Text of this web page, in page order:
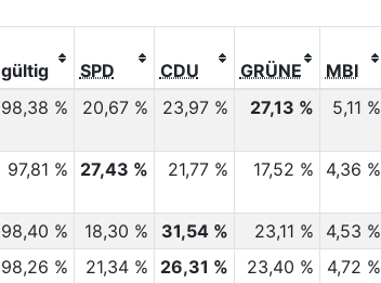
gültig SPD CDU GRÜNE MBI
98,38 % 20,67 % 23,97 % 27,13 % 5,11 %
97,81 % 27,43 % 21,77 % 17,52 % 4,36 %
98,40 % 18,30 % 31,54 % 23,11 % 4,53 %
98,26 % 21,34 % 26,31 % 23,40 % 4,72 %